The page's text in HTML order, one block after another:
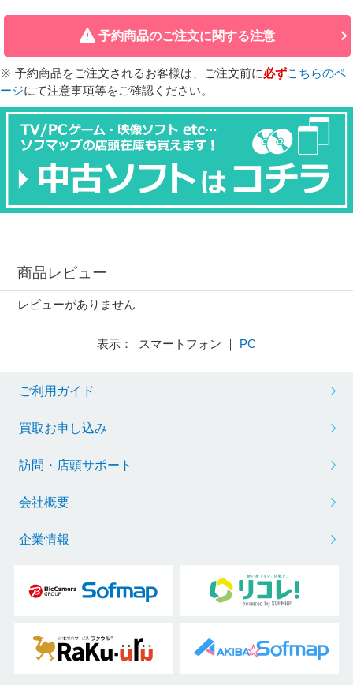
予約商品のご注文に関する注意
※ 予約商品をご注文されるお客様は、ご注文前に必ずこちらのペ
ージにて注意事項等をご確認ください。
商品レビュー
レビューがありません
表示： スマートフォン ｜ PC
ご利用ガイド
買取お申し込み
訪問・店頭サポート
会社概要
企業情報